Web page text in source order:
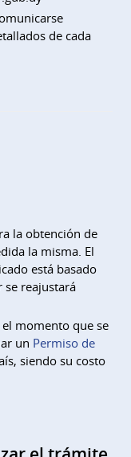
de cada
la obtención de
la misma. El
está basado
se reajustará
momento que se
un Permiso de
siendo su costo